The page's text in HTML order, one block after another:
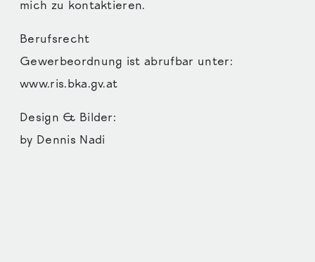
mich zu kontaktieren.
Berufsrecht
Gewerbeordnung ist abrufbar unter:
www.ris.bka.gv.at
Design & Bilder:
by Dennis Nadi